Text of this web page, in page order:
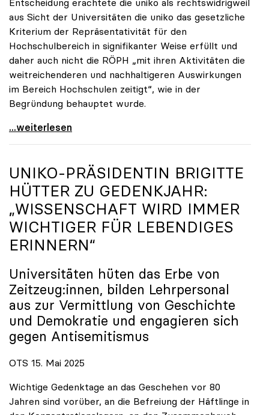
Entscheidung erachtete die uniko als rechtswidrigweil
aus Sicht der Universitäten die uniko das gesetzliche
Kriterium der Repräsentativität für den
Hochschulbereich in signifikanter Weise erfüllt und
daher auch nicht die RÖPH „mit ihren Aktivitäten die
weitreichenderen und nachhaltigeren Auswirkungen
im Bereich Hochschulen zeitigt“, wie in der
Begründung behauptet wurde.
ORF-Publikumsrat: Regierung entsendet nun doch
...weiterlesen
UNIKO-PRÄSIDENTIN BRIGITTE
HÜTTER ZU GEDENKJAHR:
„WISSENSCHAFT WIRD IMMER
WICHTIGER FÜR LEBENDIGES
ERINNERN“
Universitäten hüten das Erbe von
Zeitzeug:innen, bilden Lehrpersonal
aus zur Vermittlung von Geschichte
und Demokratie und engagieren sich
gegen Antisemitismus
OTS 15. Mai 2025
Wichtige Gedenktage an das Geschehen vor 80
Jahren sind vorüber, an die Befreiung der Häftlinge in